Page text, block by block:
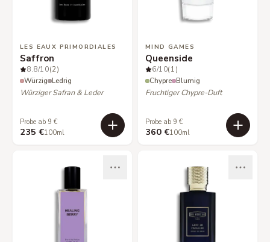
LES EAUX PRIMORDIALES
Saffron
8.8/10(2)
Würzig Ledrig
Würziger Safran & Leder
Probe ab 9 €
235 €100ml
MIND GAMES
Queenside
6/10(1)
Chypre Blumig
Fruchtiger Chypre-Duft
Probe ab 9 €
360 €100ml